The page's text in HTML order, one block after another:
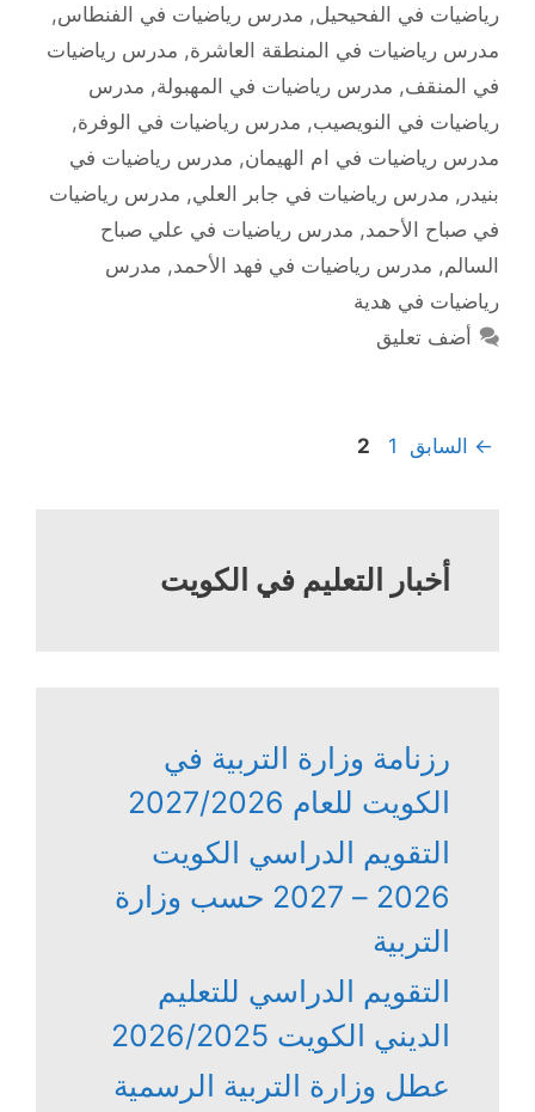
رياضيات في الفحيحيل, مدرس رياضيات في الفنطاس,
مدرس رياضيات في المنطقة العاشرة, مدرس رياضيات
في المنقف, مدرس رياضيات في المهبولة, مدرس
رياضيات في النويصيب, مدرس رياضيات في الوفرة,
مدرس رياضيات في ام الهيمان, مدرس رياضيات في
بنيدر , مدرس رياضيات في جابر العلي, مدرس رياضيات
في صباح الأحمد, مدرس رياضيات في علي صباح
السالم, مدرس رياضيات في فهد الأحمد, مدرس
رياضيات في هدية
أضف تعليق
← السابق Page
1
Page
2
أخبار التعليم في الكويت
رزنامة وزارة التربية في
الكويت للعام 2027/2026
التقويم الدراسي الكويت
2026 – 2027 حسب وزارة
التربية
التقويم الدراسي للتعليم
الديني الكويت 2026/2025
عطل وزارة التربية الرسمية